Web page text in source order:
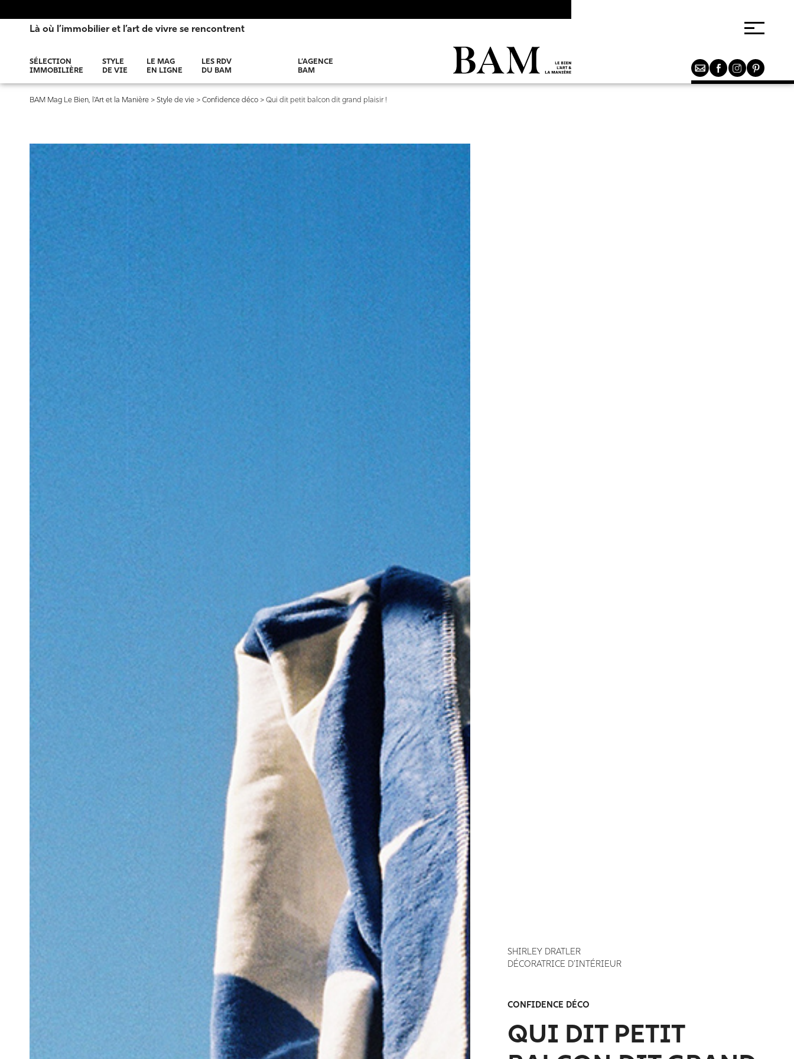
Là où l’immobilier et l’art de vivre se rencontrent
SÉLECTION
IMMOBILIÈRE
STYLE
DE VIE
LE MAG
EN LIGNE
LES RDV
DU BAM
L’AGENCE
BAM
BAM Mag Le Bien, l'Art et la Manière> Style de vie> Confidence déco> Qui dit petit balcon dit grand plaisir !
SHIRLEY DRATLER
DÉCORATRICE D’INTÉRIEUR
CONFIDENCE DÉCO
QUI DIT PETIT